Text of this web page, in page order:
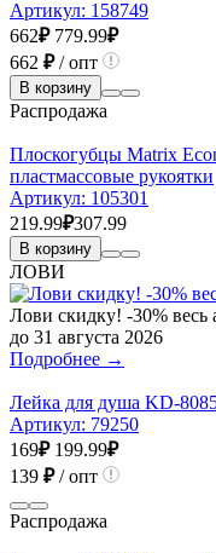
Артикул: 158749
662₽ 779.99₽
662 ₽/ опт
В корзину
Распродажа
Плоскогубцы Matrix
пластмассовые рукоятки
Артикул: 105301
219.99₽307.99
В корзину
ЛОВИ
Лови скидку! -30% весь
до 31 августа 2026
Подробнее →
Лейка для душа KD-
Артикул: 79250
169₽ 199.99₽
139 ₽/ опт
Распродажа